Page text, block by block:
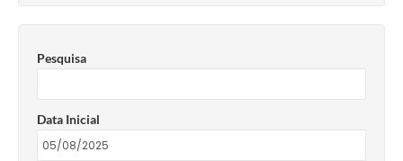
Pesquisa
Data Inicial